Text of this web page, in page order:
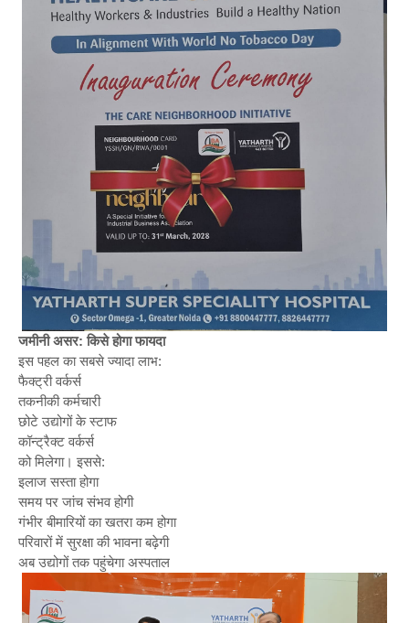
जमीनी असर: किसे होगा फायदा
इस पहल का सबसे ज्यादा लाभ:
फैक्ट्री वर्कर्स
तकनीकी कर्मचारी
छोटे उद्योगों के स्टाफ
कॉन्ट्रैक्ट वर्कर्स
को मिलेगा। इससे:
इलाज सस्ता होगा
समय पर जांच संभव होगी
गंभीर बीमारियों का खतरा कम होगा
परिवारों में सुरक्षा की भावना बढ़ेगी
अब उद्योगों तक पहुंचेगा अस्पताल